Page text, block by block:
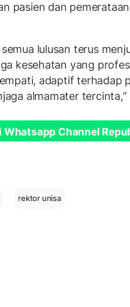
pasien dan
lulusan terus
kesehatan yang
adaptif terhadap
almamater tercinta,”
Whatsapp Channel
rektor unisa